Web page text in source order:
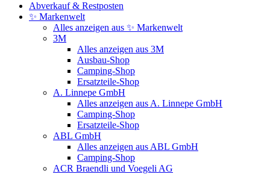
Abverkauf & Restposten
✨ Markenwelt
Alles anzeigen aus ✨ Markenwelt
3M
Alles anzeigen aus 3M
Ausbau-Shop
Camping-Shop
Ersatzteile-Shop
A. Linnepe GmbH
Alles anzeigen aus A. Linnepe GmbH
Camping-Shop
Ersatzteile-Shop
ABL GmbH
Alles anzeigen aus ABL GmbH
Camping-Shop
ACR Braendli und Voegeli AG